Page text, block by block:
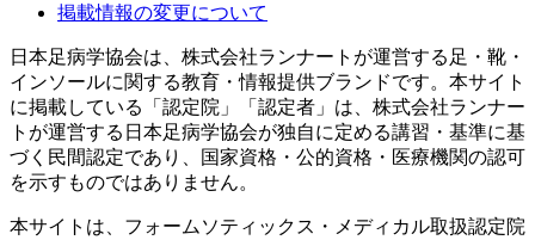
掲載情報の変更について
日本足病学協会は、株式会社ランナートが運営する足・靴・
インソールに関する教育・情報提供ブランドです。本サイト
に掲載している「認定院」「認定者」は、株式会社ランナー
トが運営する日本足病学協会が独自に定める講習・基準に基
づく民間認定であり、国家資格・公的資格・医療機関の認可
を示すものではありません。
本サイトは、フォームソティックス・メディカル取扱認定院